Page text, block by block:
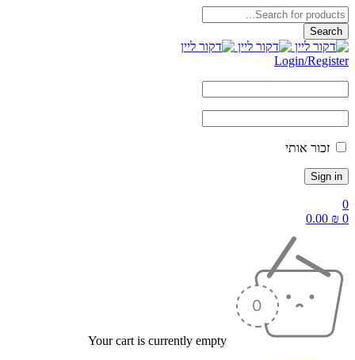
Login/
אותי
Your cart is currently empty